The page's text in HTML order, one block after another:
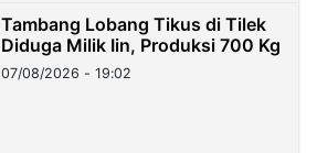
Tambang Lobang Tikus di Tilek
Diduga Milik Iin, Produksi 700 Kg
07/08/2026 - 19:02